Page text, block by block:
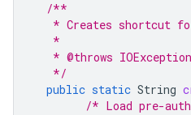
/**
* Creates shortcut
   *
* @throws
   */
public static String
/* Load pre-